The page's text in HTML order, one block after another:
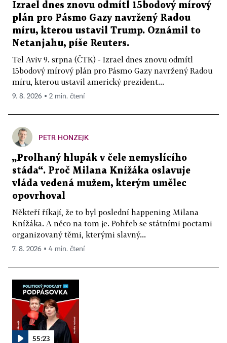
Izrael dnes znovu odmítl 15bodový mírový
plán pro Pásmo Gazy navržený Radou
míru, kterou ustavil Trump. Oznámil to
Netanjahu, píše Reuters.
Tel Aviv 9. srpna (ČTK) - Izrael dnes znovu odmítl
15bodový mírový plán pro Pásmo Gazy navržený Radou
míru, kterou ustavil americký prezident...
9. 8. 2026 ▪ 2 min. čtení
PETR HONZEJK
„Prolhaný hlupák v čele nemyslícího
stáda“. Proč Milana Knížáka oslavuje
vláda vedená mužem, kterým umělec
opovrhoval
Někteří říkají, že to byl poslední happening Milana
Knížáka. A něco na tom je. Pohřeb se státními poctami
organizovaný těmi, kterými slavný...
7. 8. 2026 ▪ 4 min. čtení
55:23